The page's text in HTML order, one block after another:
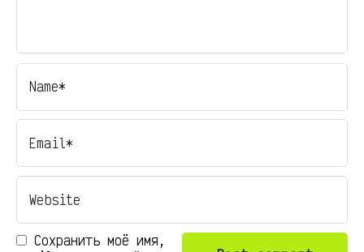
Сохранить моё имя,